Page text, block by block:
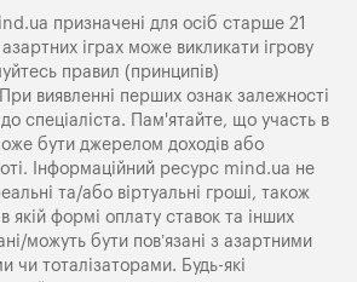
призначені для осіб старше 21
іграх може викликати ігрову
правил (принципів)
При виявленні перших ознак залежності
до спеціаліста. Пам'ятайте, що участь в
бути джерелом доходів або
Інформаційний ресурс mind.ua не
та/або віртуальні гроші, також
якій формі оплату ставок та інших
можуть бути пов’язані з азартними
чи тоталізаторами. Будь-які